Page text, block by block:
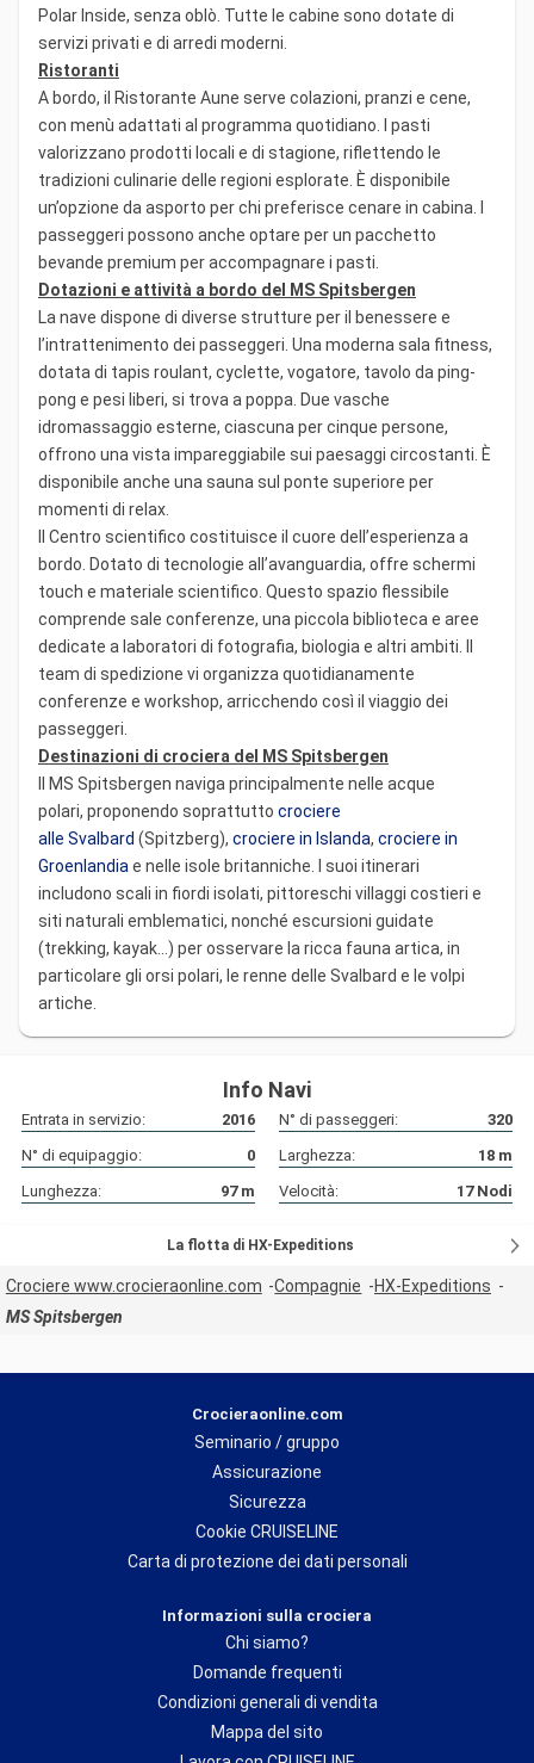
Polar Inside, senza oblò. Tutte le cabine sono dotate di
servizi privati e di arredi moderni.
Ristoranti
A bordo, il Ristorante Aune serve colazioni, pranzi e cene,
con menù adattati al programma quotidiano. I pasti
valorizzano prodotti locali e di stagione, riflettendo le
tradizioni culinarie delle regioni esplorate. È disponibile
un’opzione da asporto per chi preferisce cenare in cabina. I
passeggeri possono anche optare per un pacchetto
bevande premium per accompagnare i pasti.
Dotazioni e attività a bordo del MS Spitsbergen
La nave dispone di diverse strutture per il benessere e
l’intrattenimento dei passeggeri. Una moderna sala fitness,
dotata di tapis roulant, cyclette, vogatore, tavolo da ping-
pong e pesi liberi, si trova a poppa. Due vasche
idromassaggio esterne, ciascuna per cinque persone,
offrono una vista impareggiabile sui paesaggi circostanti. È
disponibile anche una sauna sul ponte superiore per
momenti di relax.
Il Centro scientifico costituisce il cuore dell’esperienza a
bordo. Dotato di tecnologie all’avanguardia, offre schermi
touch e materiale scientifico. Questo spazio flessibile
comprende sale conferenze, una piccola biblioteca e aree
dedicate a laboratori di fotografia, biologia e altri ambiti. Il
team di spedizione vi organizza quotidianamente
conferenze e workshop, arricchendo così il viaggio dei
passeggeri.
Destinazioni di crociera del MS Spitsbergen
Il MS Spitsbergen naviga principalmente nelle acque
polari, proponendo soprattutto crociere
alle Svalbard (Spitzberg), crociere in Islanda, crociere in
Groenlandiae nelle isole britanniche. I suoi itinerari
includono scali in fiordi isolati, pittoreschi villaggi costieri e
siti naturali emblematici, nonché escursioni guidate
(trekking, kayak...) per osservare la ricca fauna artica, in
particolare gli orsi polari, le renne delle Svalbard e le volpi
artiche.
Info Navi
Entrata in servizio: 2016 N° di passeggeri:
320
N° di equipaggio:
0 Larghezza: 18 m
Lunghezza:
97m Velocità: 17 Nodi
La flotta di HX-Expeditions
Crociere www.crocieraonline.com Compagnie
HX-Expeditions
MS Spitsbergen
Crocieraonline.com
Seminario / gruppo
Assicurazione
Sicurezza
Cookie CRUISELINE
Carta di protezione dei dati personali
Informazioni sulla crociera
Chi siamo?
Domande frequenti
Condizioni generali di vendita
Mappa del sito